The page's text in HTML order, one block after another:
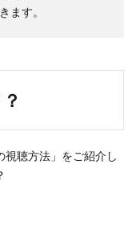
ます。
視聴方法」をご紹介し